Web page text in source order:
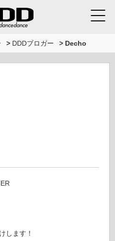
> DDDブロガー > Decho
します！